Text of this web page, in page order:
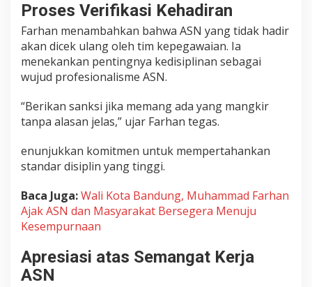
e
r
j
a
P
c
a
d
u
F
i
i
Proses Verifikasi Kehadiran
Farhan menambahkan bahwa ASN yang tidak hadir
akan dicek ulang oleh tim kepegawaian. Ia
menekankan pentingnya kedisiplinan sebagai
wujud profesionalisme ASN.
“Berikan sanksi jika memang ada yang mangkir
tanpa alasan jelas,” ujar Farhan tegas.
enunjukkan komitmen untuk mempertahankan
standar disiplin yang tinggi.
Baca Juga:Wali Kota Bandung, Muhammad Farhan
Ajak ASN dan Masyarakat Bersegera Menuju
Kesempurnaan
Apresiasi atas Semangat Kerja
ASN